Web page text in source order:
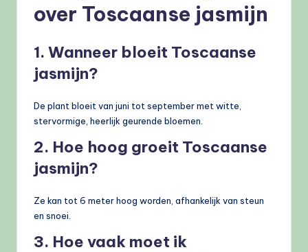
over Toscaanse jasmijn
1. Wanneer bloeit Toscaanse
jasmijn?
De plant bloeit van juni tot september met witte,
stervormige, heerlijk geurende bloemen.
2. Hoe hoog groeit Toscaanse
jasmijn?
Ze kan tot 6 meter hoog worden, afhankelijk van steun
en snoei.
3. Hoe vaak moet ik